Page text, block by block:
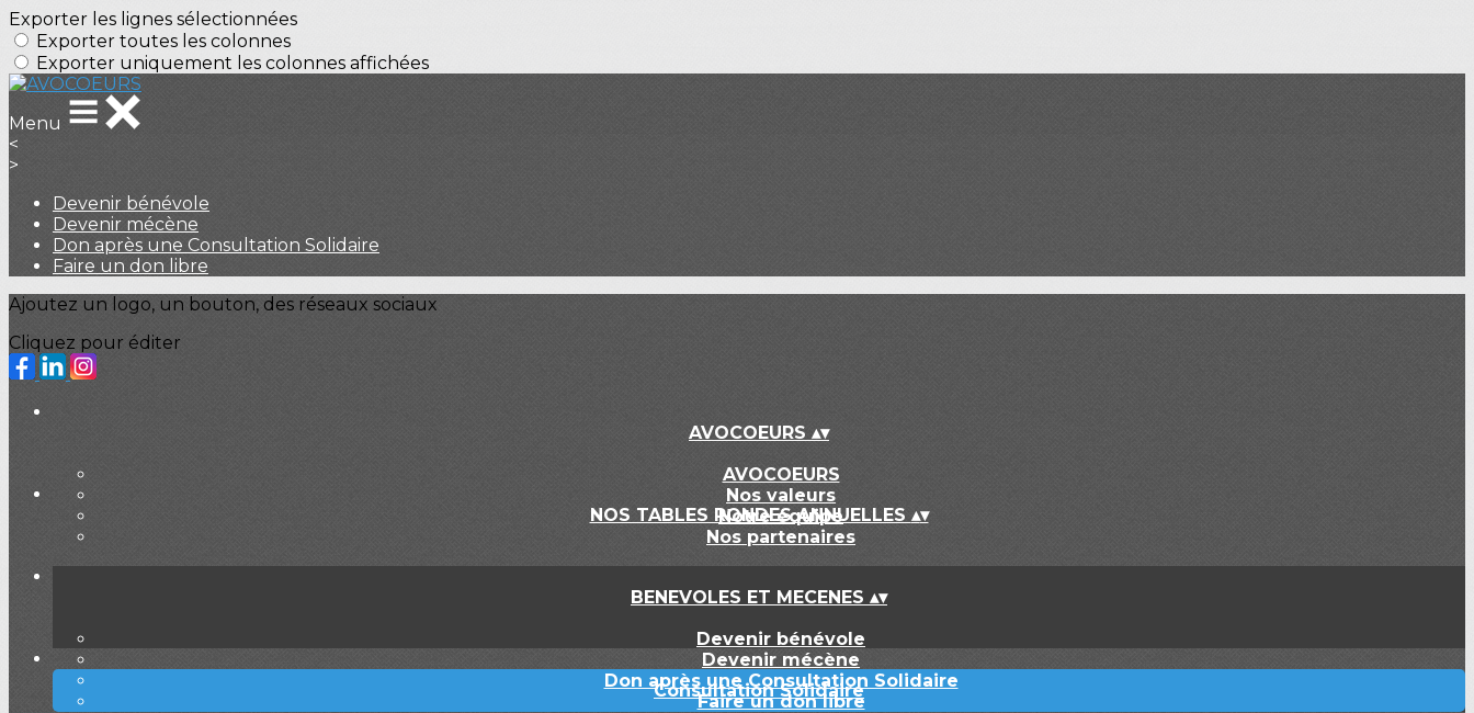
Exporter les lignes sélectionnées
Exporter toutes les colonnes
Exporter uniquement les colonnes affichées
Menu
<
>
Devenir bénévole
Devenir mécène
Don après une Consultation Solidaire
Faire un don libre
Ajoutez un logo, un bouton, des réseaux sociaux
Cliquez pour éditer
AVOCOEURS ▴▾
AVOCOEURS
Nos valeurs
Notre équipe
Nos partenaires
NOS TABLES RONDES ANNUELLES ▴▾
BENEVOLES ET MECENES ▴▾
Devenir bénévole
Devenir mécène
Don après une Consultation Solidaire
Faire un don libre
Consultation Solidaire